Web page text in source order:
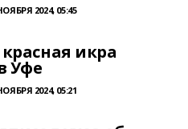
2024, 05:45
икра
Уфе
2024, 05:21